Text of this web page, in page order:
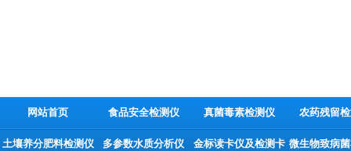
网站首页 食品安全检测仪 真菌毒素检测仪 农药残留
土壤养分肥料检测仪 多参数水质分析仪 金标读卡仪及检测卡 微生物致病